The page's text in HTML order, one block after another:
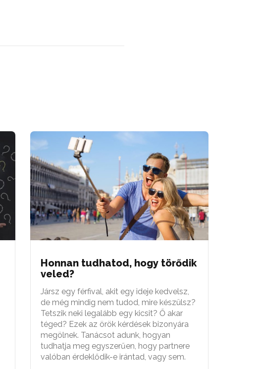
Honnan tudhatod, hogy törődik
veled?
Jársz egy férfival, akit egy ideje kedvelsz,
de még mindig nem tudod, mire készülsz?
Tetszik neki legalább egy kicsit? Ő akar
téged? Ezek az örök kérdések bizonyára
megölnek. Tanácsot adunk, hogyan
tudhatja meg egyszerűen, hogy partnere
valóban érdeklődik-e irántad, vagy sem.